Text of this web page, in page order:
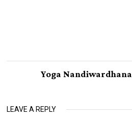
Yoga Nandiwardhana
LEAVE A REPLY